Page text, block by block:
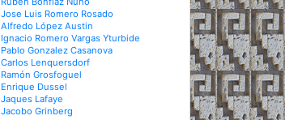
Jose Luis Romero Rosado
Alfredo López Austin
Ignacio Romero Vargas Yturbide
Pablo Gonzalez Casanova
Carlos Lenquersdorf
Ramón Grosfoguel
Enrique Dussel
Jaques Lafaye
Jacobo Grinberg